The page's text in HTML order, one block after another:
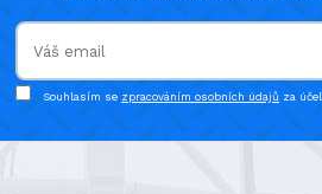
Souhlasím se zpracováním osobních údajů za